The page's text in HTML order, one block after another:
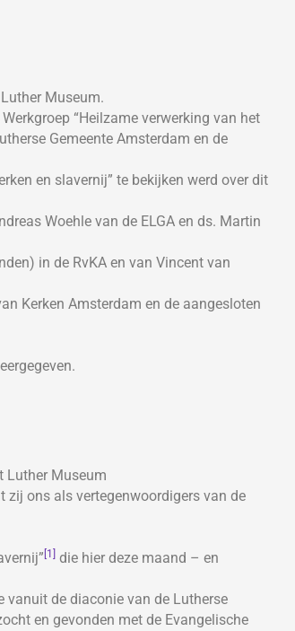
Museum.
“Heilzame verwerking van het
Gemeente Amsterdam en de
en slavernij” te bekijken werd over dit
Woehle van de ELGA en ds. Martin
in de RvKA en van Vincent van
Kerken Amsterdam en de aangesloten
Luther Museum
zij ons als vertegenwoordigers van de
[1]
die hier deze maand – en
vanuit de diaconie van de Lutherse
en gevonden met de Evangelische